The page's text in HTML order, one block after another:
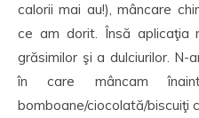
calorii mai au!), mâncare
ce am dorit. Însă aplicaţia
grăsimilor şi a dulciurilor. N-
în care mâncam
bomboane/ciocolată/biscuiţi